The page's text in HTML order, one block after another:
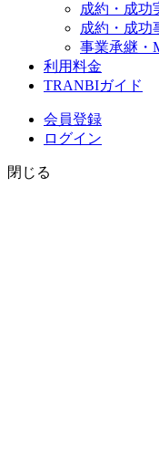
成約・成功
成約・成功
事業承継・
利用料金
TRANBIガイド
会員登録
ログイン
閉じる